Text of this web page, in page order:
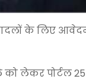
के लिए
को लेकर पोर्टल